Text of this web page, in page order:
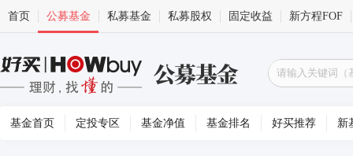
首页 公募基金 私募基金 私募股权 固定收益 新方程FOF
基金首页 定投专区 基金净值 基金排名 好买推荐 新